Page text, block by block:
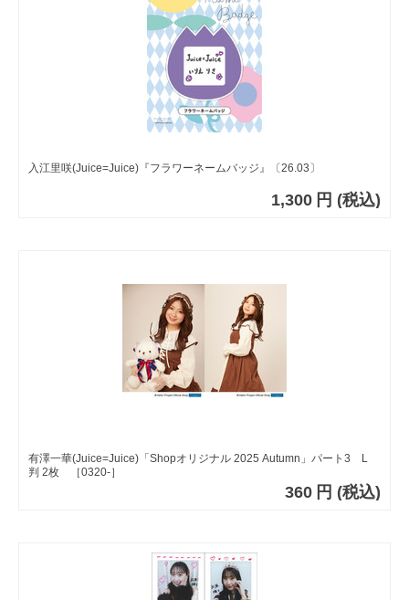
入江里咲(Juice=Juice)『フラワーネームバッジ』〔26.03〕
1,300 円 (税込)
有澤一華(Juice=Juice)「Shopオリジナル 2025 Autumn」パート3 L
判 2枚 ［0320-］
360 円 (税込)